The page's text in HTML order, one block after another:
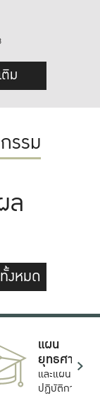
ม
รรม
ล
งหมด
แผน
ยุทธศาสตร์
และแผน
ปฏิบัติการ